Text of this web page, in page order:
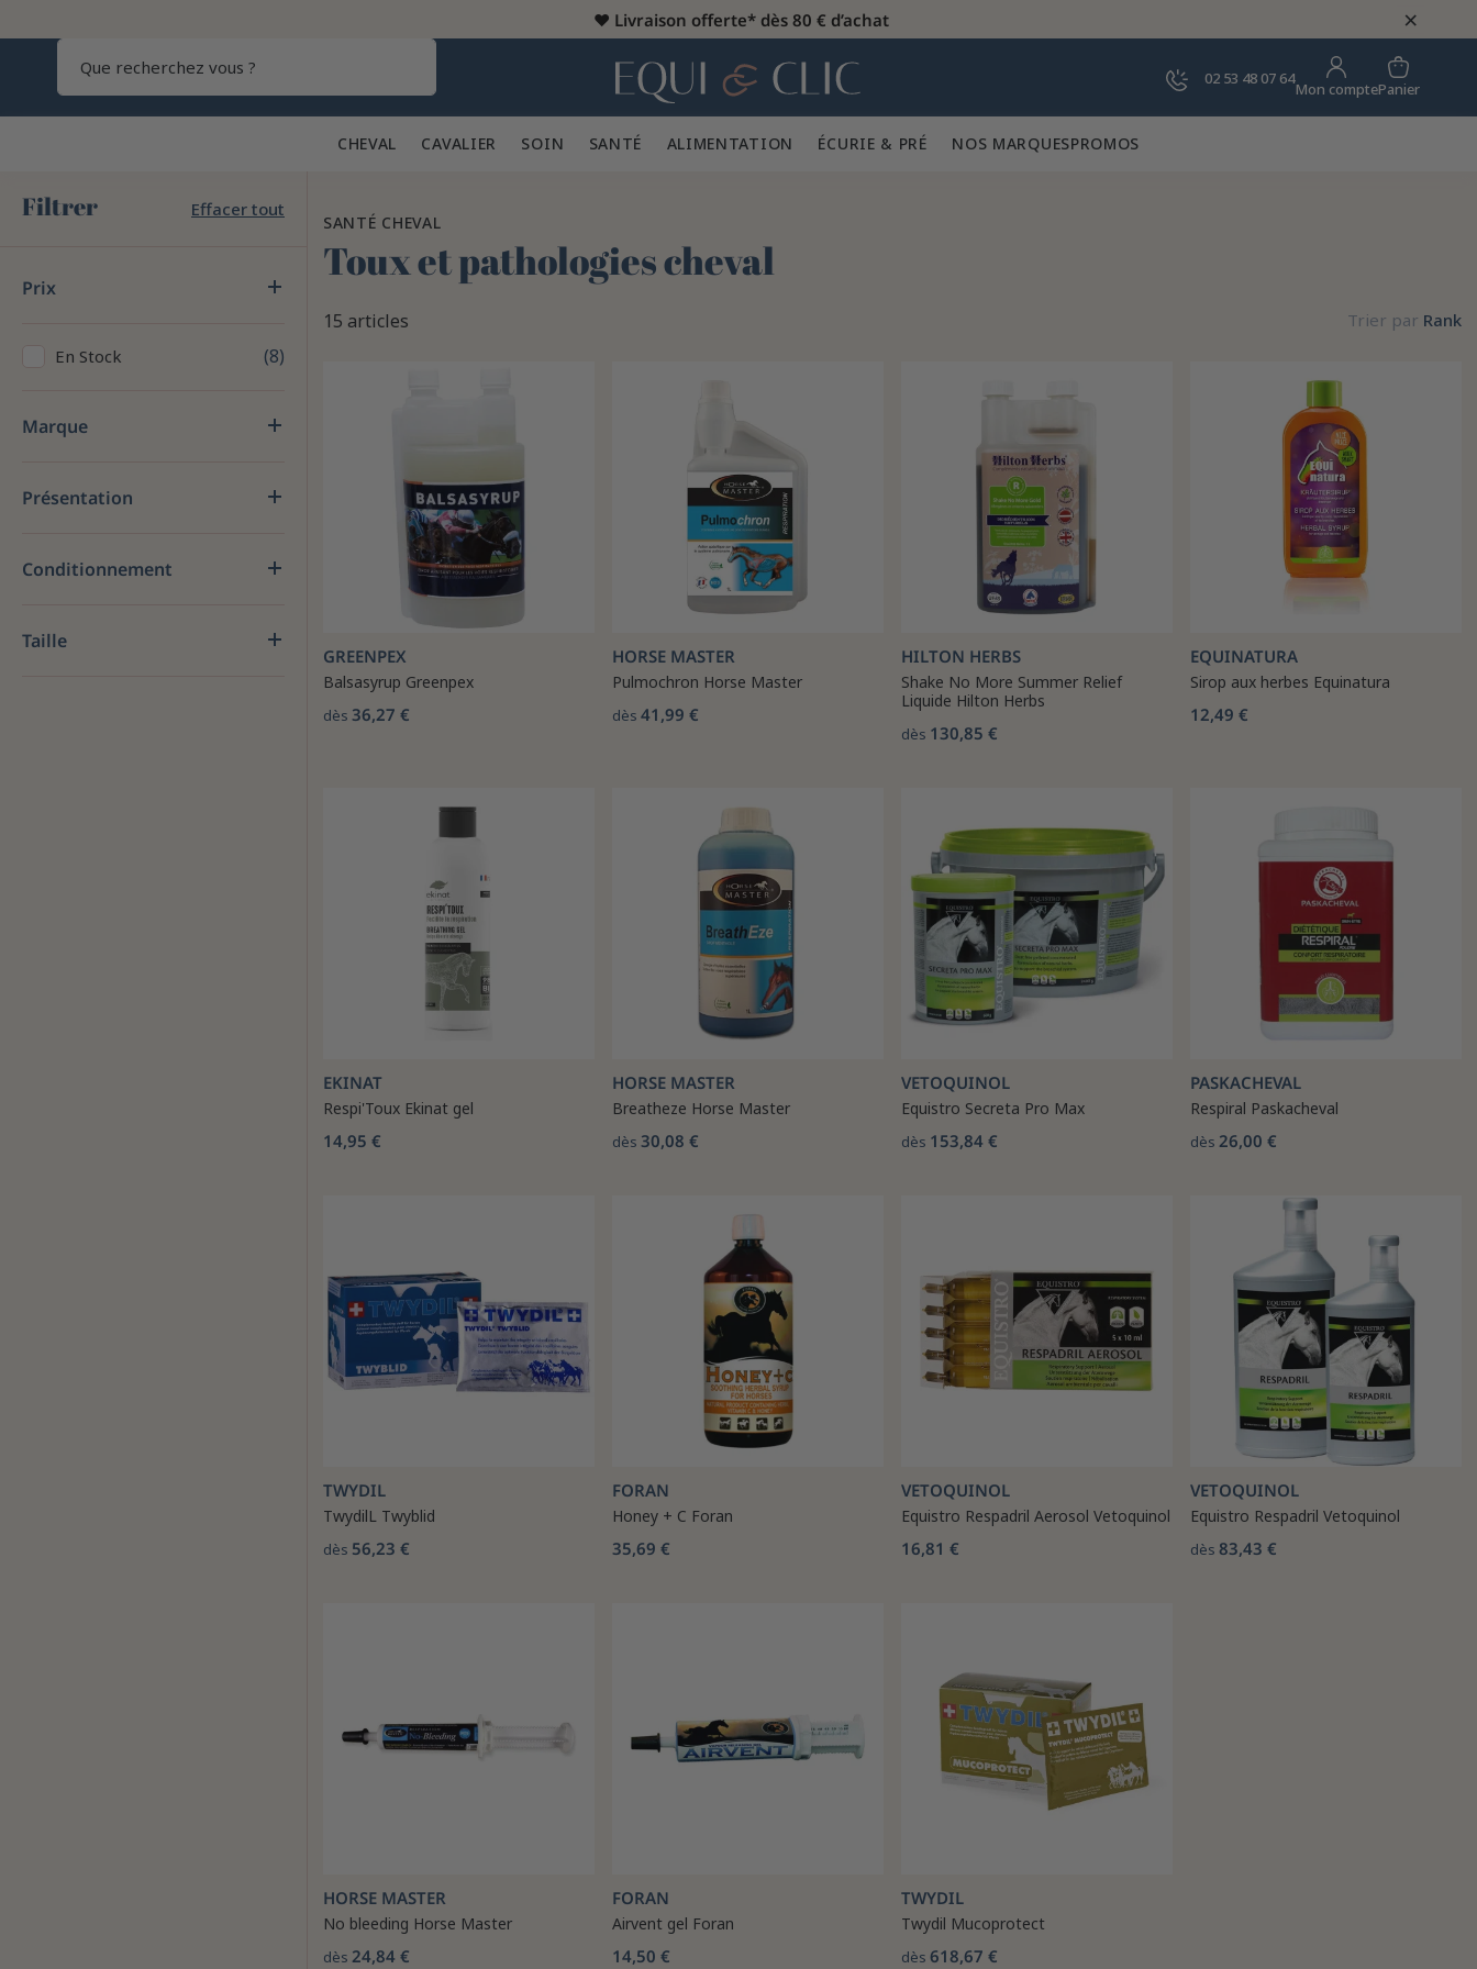
♥️ Livraison offerte* dès 80 € d’achat ×
Home 02 53 48 07 64
Mon comptePanier
CHEVAL 🐎 CAVALIER 👕 SOIN 🪮 SANTÉ ✨ ALIMENTATION 🥕 ÉCURIE & PRÉ 🍃 NOS MARQUESPROMOS
Filtrer Effacer tout
Prix
En Stock 8
Marque
Présentation
Conditionnement
Taille
SANTÉ CHEVAL
Toux et pathologies cheval
15 articles Trier par Rank
GREENPEX
Balsasyrup Greenpex
dès 36,27 €
HORSE MASTER
Pulmochron Horse Master
dès 41,99 €
HILTON HERBS
Shake No More Summer Relief
Liquide Hilton Herbs
dès 130,85 €
EQUINATURA
Sirop aux herbes Equinatura
12,49 €
EKINAT
Respi'Toux Ekinat gel
14,95 €
HORSE MASTER
Breatheze Horse Master
dès 30,08 €
VETOQUINOL
Equistro Secreta Pro Max
dès 153,84 €
PASKACHEVAL
Respiral Paskacheval
dès 26,00 €
TWYDIL
TwydilL Twyblid
dès 56,23 €
FORAN
Honey + C Foran
35,69 €
VETOQUINOL
Equistro Respadril Aerosol Vetoquinol
16,81 €
VETOQUINOL
Equistro Respadril Vetoquinol
dès 83,43 €
HORSE MASTER
No bleeding Horse Master
dès 24,84 €
FORAN
Airvent gel Foran
14,50 €
TWYDIL
Twydil Mucoprotect
dès 618,67 €